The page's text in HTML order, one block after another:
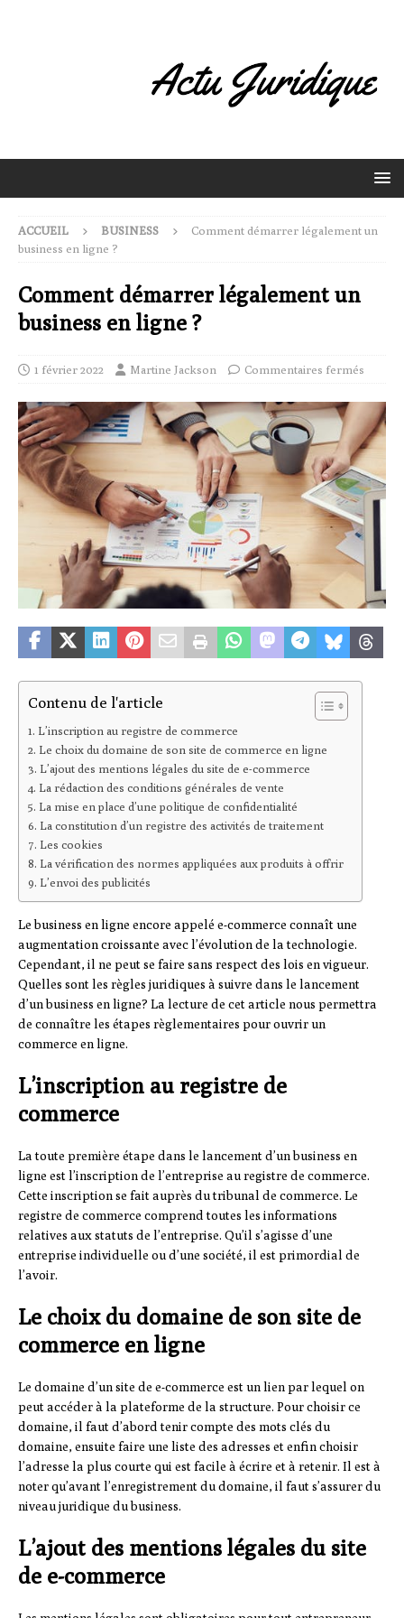
ACCUEIL BUSINESS
Comment démarrer légalement un
business en ligne ?
Comment démarrer légalement un
business en ligne ?
1 février 2022 Martine Jackson Commentaires fermés
Contenu de l'article
L’inscription au registre de commerce
Le choix du domaine de son site de commerce en ligne
L’ajout des mentions légales du site de e-commerce
La rédaction des conditions générales de vente
La mise en place d’une politique de confidentialité
La constitution d’un registre des activités de traitement
Les cookies
La vérification des normes appliquées aux produits à offrir
L’envoi des publicités
Le business en ligne encore appelé e-commerce connaît une
augmentation croissante avec l’évolution de la technologie.
Cependant, il ne peut se faire sans respect des lois en vigueur.
Quelles sont les règles juridiques à suivre dans le lancement
d’un business en ligne? La lecture de cet article nous permettra
de connaître les étapes règlementaires pour ouvrir un
commerce en ligne.
L’inscription au registre de
commerce
La toute première étape dans le lancement d’un business en
ligne est l’inscription de l’entreprise au registre de commerce.
Cette inscription se fait auprès du tribunal de commerce. Le
registre de commerce comprend toutes les informations
relatives aux statuts de l’entreprise. Qu’il s’agisse d’une
entreprise individuelle ou d’une société, il est primordial de
l’avoir.
Le choix du domaine de son site de
commerce en ligne
Le domaine d’un site de e-commerce est un lien par lequel on
peut accéder à la plateforme de la structure. Pour choisir ce
domaine, il faut d’abord tenir compte des mots clés du
domaine, ensuite faire une liste des adresses et enfin choisir
l’adresse la plus courte qui est facile à écrire et à retenir. Il est à
noter qu’avant l’enregistrement du domaine, il faut s’assurer du
niveau juridique du business.
L’ajout des mentions légales du site
de e-commerce